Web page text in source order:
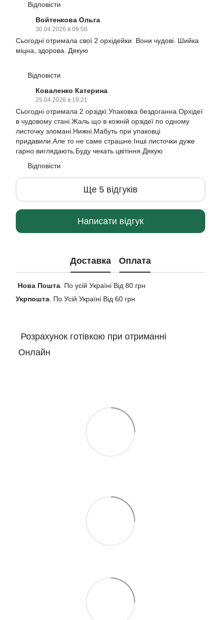
Відповісти
Войтенкова Ольга
30.04.2026 в 09:50
Сьогодні отримала свої 2 орхідейки. Вони чудові. Шийка
міцна, здорова. Дякую
Відповісти
Коваленко Катерина
25.04.2026 в 19:21
Сьогодні отримала 2 орзідкї.Упаковка бездоганна.Орхідеї
в чудовому стані.Жаль що в кожній орзідеї по одному
листочку зломані.Нижні.Мабуть при упаковці
придавили.Але то не саме страшне.Інші листочки дуже
гарно виглядають.Буду чекать цвітіння.Дякую
Відповісти
Ще 5 відгуків
Написати відгук
Доставка Оплата
Нова Пошта. По усій Україні Від 80 грн
Укрпошта. По Усій Україні Від 60 грн
Розрахунок готівкою при отриманні
Онлайн